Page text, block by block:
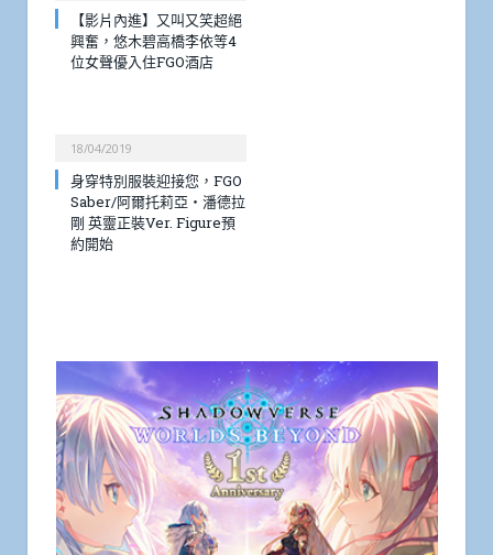
【影片內進】又叫又笑超絕
興奮，悠木碧高橋李依等4
位女聲優入住FGO酒店
18/04/2019
身穿特別服裝迎接您，FGO
Saber/阿爾托莉亞・潘德拉
剛 英靈正裝Ver. Figure預
約開始